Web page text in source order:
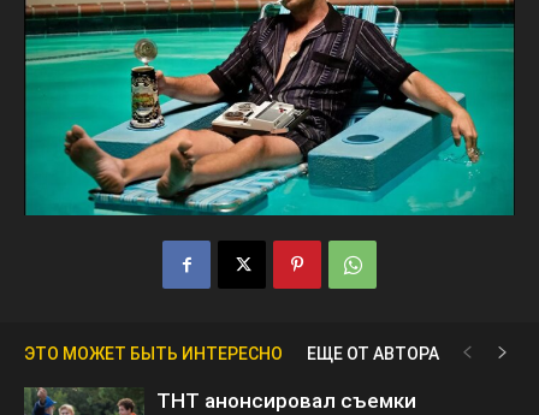
ЭТО МОЖЕТ БЫТЬ ИНТЕРЕСНО ЕЩЕ ОТ АВТОРА
ТНТ анонсировал съемки